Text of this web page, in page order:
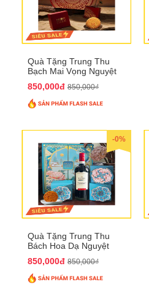
Quà Tặng Trung Thu
Bạch Mai Vọng Nguyệt
850,000đ 850,000₫
-0%
Quà Tặng Trung Thu
Bách Hoa Dạ Nguyệt
850,000đ 850,000₫